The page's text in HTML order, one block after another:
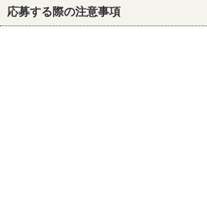
応募する際の注意事項